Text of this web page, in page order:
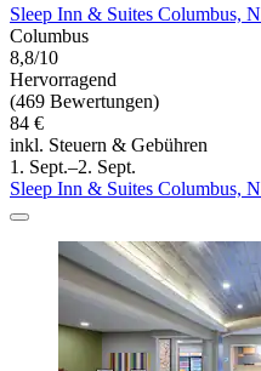
Sleep Inn & Suites Columbus,
Columbus
8,8/10
Hervorragend
(469 Bewertungen)
84 €
inkl. Steuern & Gebühren
1. Sept.–2. Sept.
Sleep Inn & Suites Columbus,